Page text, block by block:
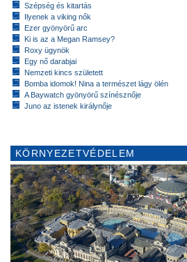
Szépség és kitartás
Ilyenek a viking nők
Ezer gyönyörű arc
Ki is az a Megan Ramsey?
Roxy ügynök
Egy nő darabjai
Nemzeti kincs született
Bomba idomok! Nina a természet lágy ölén
A Baywatch gyönyörű színésznője
Juno az istenek királynője
KÖRNYEZETVÉDELEM